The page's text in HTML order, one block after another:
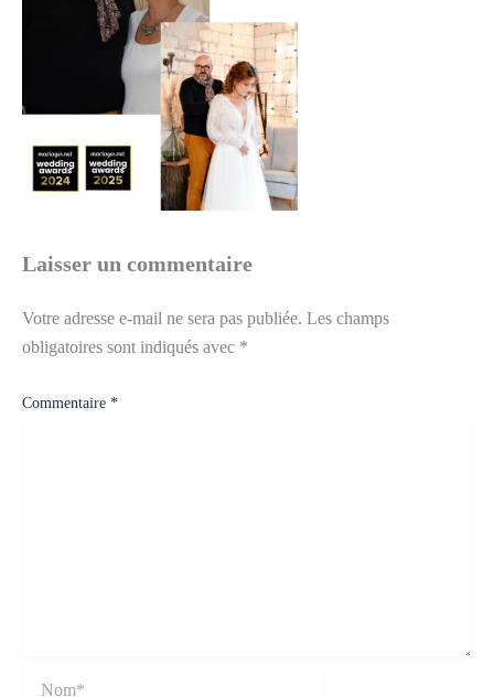
Laisser un commentaire
Votre adresse e-mail ne sera pas publiée. Les champs
obligatoires sont indiqués avec *
Commentaire *